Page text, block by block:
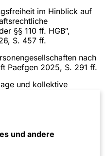
und andere
– Mustertexte –
des Abschnitts
1. Auflage
Rechtsformspezifische
Aspekte der
im Hinblick auf
§§ 110 ff. HGB“,
S. 457 ff.
nach
Paefgen 2025, S. 291 ff.
und kollektive
zweigliedriger GmbH;